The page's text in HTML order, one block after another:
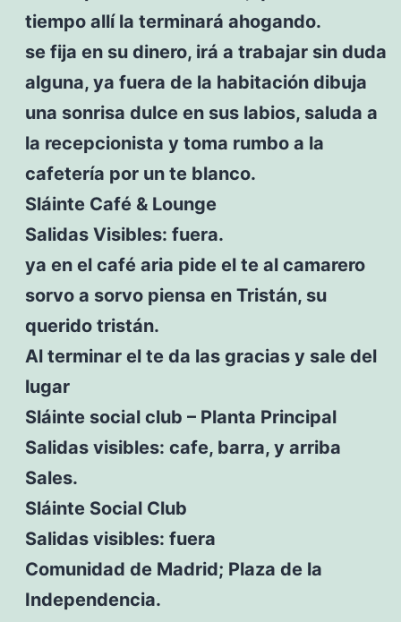
tiempo allí la terminará ahogando.
se fija en su dinero, irá a trabajar sin duda
alguna, ya fuera de la habitación dibuja
una sonrisa dulce en sus labios, saluda a
la recepcionista y toma rumbo a la
cafetería por un te blanco.
Sláinte Café & Lounge
Salidas Visibles: fuera.
ya en el café aria pide el te al camarero
sorvo a sorvo piensa en Tristán, su
querido tristán.
Al terminar el te da las gracias y sale del
lugar
Sláinte social club – Planta Principal
Salidas visibles: cafe, barra, y arriba
Sales.
Sláinte Social Club
Salidas visibles: fuera
Comunidad de Madrid; Plaza de la
Independencia.